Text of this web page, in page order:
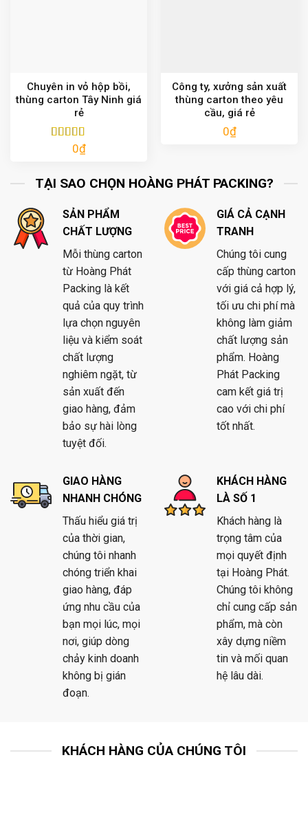
Chuyên in vỏ hộp bồi,
thùng carton Tây Ninh giá
rẻ
Được xếp
0₫
Công ty, xưởng sản xuất
thùng carton theo yêu
cầu, giá rẻ
0₫
TẠI SAO CHỌN HOÀNG PHÁT PACKING?
SẢN PHẨM
CHẤT LƯỢNG
Mỗi thùng carton
từ Hoàng Phát
Packing là kết
quả của quy trình
lựa chọn nguyên
liệu và kiểm soát
chất lượng
nghiêm ngặt, từ
sản xuất đến
giao hàng, đảm
bảo sự hài lòng
tuyệt đối.
GIÁ CẢ CẠNH
TRANH
Chúng tôi cung
cấp thùng carton
với giá cả hợp lý,
tối ưu chi phí mà
không làm giảm
chất lượng sản
phẩm. Hoàng
Phát Packing
cam kết giá trị
cao với chi phí
tốt nhất.
GIAO HÀNG
NHANH CHÓNG
Thấu hiểu giá trị
của thời gian,
chúng tôi nhanh
chóng triển khai
giao hàng, đáp
ứng nhu cầu của
bạn mọi lúc, mọi
nơi, giúp dòng
chảy kinh doanh
không bị gián
đoạn.
KHÁCH HÀNG
LÀ SỐ 1
Khách hàng là
trọng tâm của
mọi quyết định
tại Hoàng Phát.
Chúng tôi không
chỉ cung cấp sản
phẩm, mà còn
xây dựng niềm
tin và mối quan
hệ lâu dài.
KHÁCH HÀNG CỦA CHÚNG TÔI